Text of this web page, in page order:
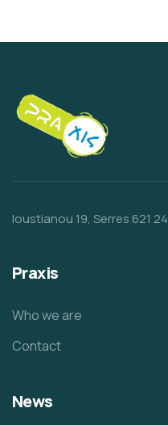
Ioustianou 19, Serres 621 24
Praxis
Who we are
Contact
News